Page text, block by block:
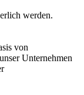
werden.
von
Unternehmen